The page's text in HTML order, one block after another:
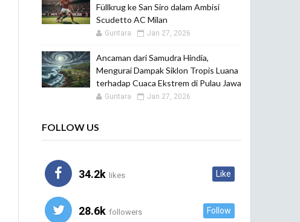
Füllkrug ke San Siro dalam Ambisi
Scudetto AC Milan
Guntara Jan 27, 2026
Ancaman dari Samudra Hindia,
Mengurai Dampak Siklon Tropis Luana
terhadap Cuaca Ekstrem di Pulau Jawa
Guntara Jan 27, 2026
FOLLOW US
34.2k likes Like
28.6k followers Follow